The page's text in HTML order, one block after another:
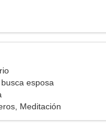
esposa
Meditación